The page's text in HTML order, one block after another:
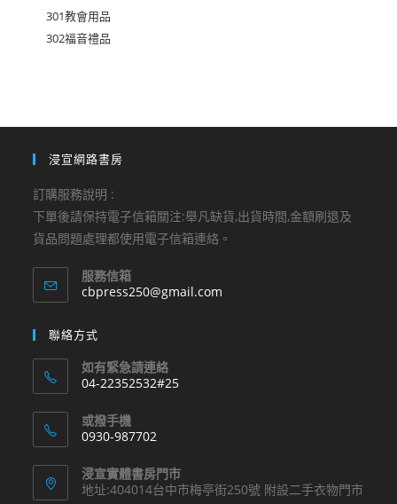
301教會用品
302福音禮品
浸宣網路書房
訂購服務說明 :
下單後請保持電子信箱關注:舉凡缺貨,出貨時間,金額刷退及
貨品問題處理都使用電子信箱連絡。
服務信箱
cbpress250@gmail.com
聯絡方式
如有緊急請連絡
04-22352532#25
in
your
application
或撥手機
0930-987702
in
your
浸宣實體書房門市
地址:404014台中市梅亭街250號 附設二手衣物門市